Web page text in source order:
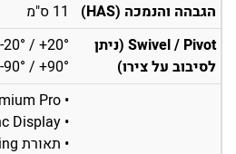
הגבהה והנמכה (HAS)
11 ס"מ
Swivel / Pivot (ניתן
לסיבוב על צירו)
/ +20°
/ +90°
• AMD FreeSync Premium Pro
• VESA AdaptiveSync Display